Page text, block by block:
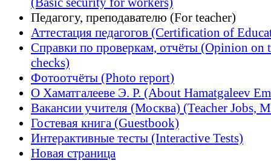
Педагогу, преподавателю (For teacher)
Аттестация педагогов (Certification of
Справки по проверкам, отчёты (Opinion on
checks)
Фотоотчёты (Photo report)
О Хаматгалееве Э. Р. (About Hamatgaleev
Вакансии учителя (Москва) (Teacher Jobs,
Гостевая книга (Guestbook)
Интерактивные тесты (Interactive Tests)
Новая страница